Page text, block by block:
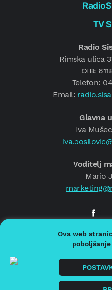
TV
Radio
Rimska ulica
OIB:
Telefon:
Email:
Glavna
Iva
Voditelj
Mario
© 2026.
Politika
Politika
Ova web